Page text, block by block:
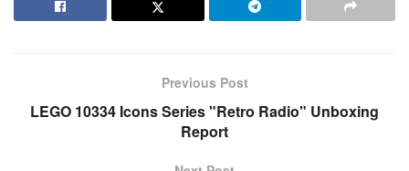
Previous Post
LEGO 10334 Icons Series "Retro Radio" Unboxing
Report